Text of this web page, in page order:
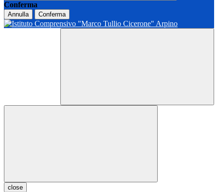
Conferma
Annulla Conferma
close